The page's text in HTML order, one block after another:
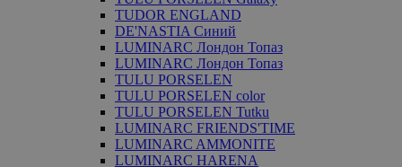
TUDOR ENGLAND
DE'NASTIA Синий
LUMINARC Лондон Топаз
LUMINARC Лондон Топаз
TULU PORSELEN
TULU PORSELEN color
TULU PORSELEN Tutku
LUMINARC FRIENDS'TIME
LUMINARC AMMONITE
LUMINARC HARENA